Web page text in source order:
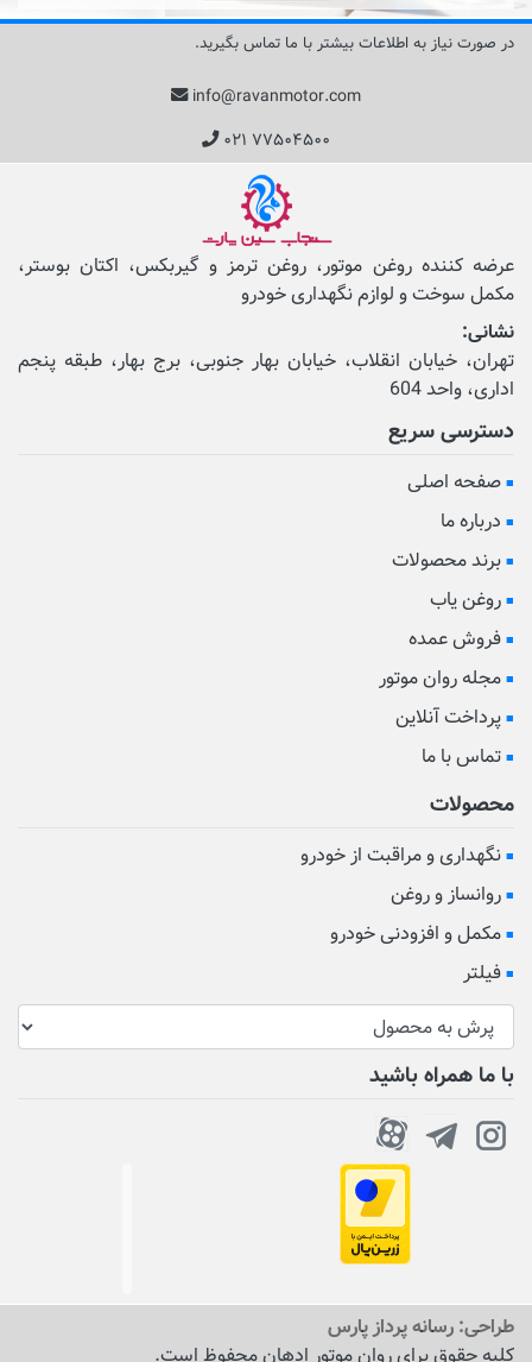
در صورت نیاز به اطلاعات بیشتر با ما تماس بگیرید.
info@ravanmotor.com
۰۲۱ ۷۷۵۰۴۵۰۰
عرضه کننده روغن موتور، روغن ترمز و گیربکس، اکتان بوستر،
مکمل‌ سوخت و لوازم نگهداری خودرو
نشانی:
تهران، خیابان انقلاب، خیابان بهار جنوبی، برج بهار، طبقه پنجم
اداری، واحد 604
دسترسی سریع
صفحه اصلی
درباره ما
برند محصولات
روغن یاب
فروش عمده
مجله روان موتور
پرداخت آنلاین
تماس با ما
محصولات
نگهداری و مراقبت از خودرو
روانساز و روغن
مکمل و افزودنی خودرو
فیلتر
با ما همراه باشید
طراحی: رسانه پرداز پارس